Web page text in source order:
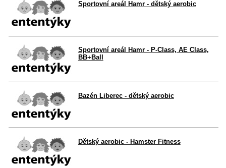
Sportovní areál Hamr - dětský aerobic
Sportovní areál Hamr - P-Class, AE Class,
BB+Ball
Bazén Liberec - dětský aerobic
Dětský aerobic - Hamster Fitness